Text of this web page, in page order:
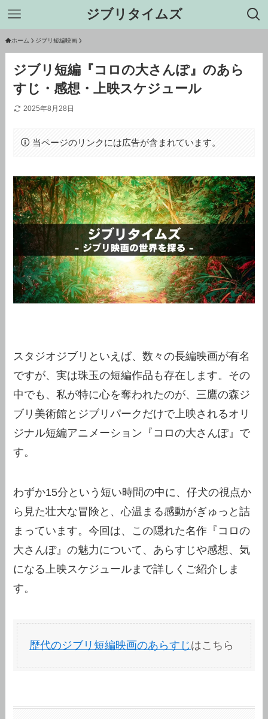
ジブリタイムズ
ホーム ジブリ短編映画
ジブリ短編『コロの大さんぽ』のあら
すじ・感想・上映スケジュール
2025年8月28日
当ページのリンクには広告が含まれています。
スタジオジブリといえば、数々の長編映画が有名
ですが、実は珠玉の短編作品も存在します。その
中でも、私が特に心を奪われたのが、三鷹の森ジ
ブリ美術館とジブリパークだけで上映されるオリ
ジナル短編アニメーション『コロの大さんぽ』で
す。
わずか15分という短い時間の中に、仔犬の視点か
ら見た壮大な冒険と、心温まる感動がぎゅっと詰
まっています。今回は、この隠れた名作『コロの
大さんぽ』の魅力について、あらすじや感想、気
になる上映スケジュールまで詳しくご紹介しま
す。
歴代のジブリ短編映画のあらすじはこちら